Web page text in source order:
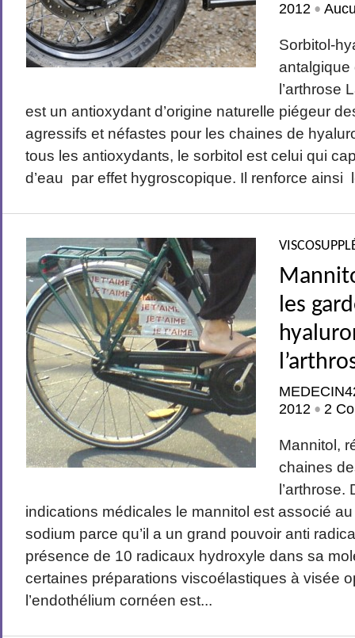
2012 •
Sorbitol-
antalgique
l’arthrose
est un antioxydant d’origine naturelle piégeur
agressifs et néfastes pour les chaines de
tous les antioxydants, le sorbitol est celui qui
d’eau par effet hygroscopique. Il renforce ainsi
les
2012 •2
Mannitol,
chaines
indications médicales le mannitol est associé
sodium parce qu’il a un grand pouvoir anti
présence de 10 radicaux hydroxyle dans sa
certaines préparations viscoélastiques à visée
l’endothélium cornéen est...